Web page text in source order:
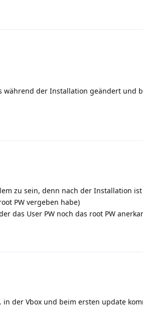
während der Installation geändert und
zu sein, denn nach der Installation
PW vergeben habe)
das User PW noch das root PW
in der Vbox und beim ersten update